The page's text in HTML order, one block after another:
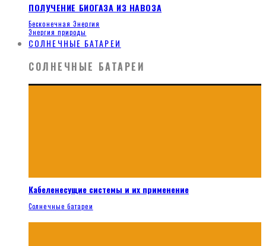
ПОЛУЧЕНИЕ БИОГАЗА ИЗ НАВОЗА
Бесконечная Энергия
Энергия природы
СОЛНЕЧНЫЕ БАТАРЕИ
СОЛНЕЧНЫЕ БАТАРЕИ
Кабеленесущие системы и их применение
Солнечные батареи